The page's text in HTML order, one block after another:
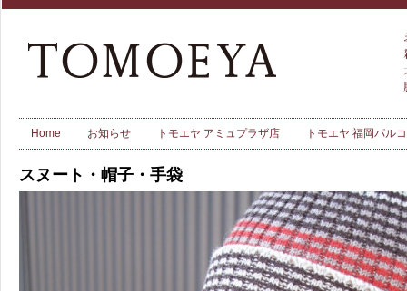
Home お知らせ トモエヤ アミュプラザ店 トモエヤ 福岡パル
スヌート・帽子・手袋